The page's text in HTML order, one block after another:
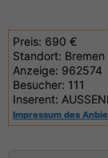
Preis: 690 €
Standort: Bremen
Anzeige: 962574
Besucher: 111
Inserent:
Impressum des